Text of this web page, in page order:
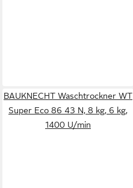
BAUKNECHT Waschtrockner WT
Super Eco 86 43 N, 8 kg, 6 kg,
1400 U/min